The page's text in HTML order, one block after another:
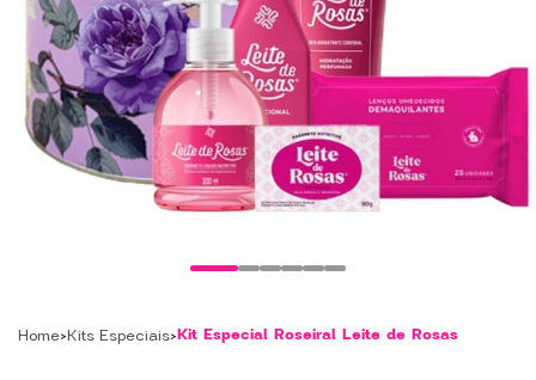
Home Kits Especiais Kit Especial Roseiral Leite de Rosas